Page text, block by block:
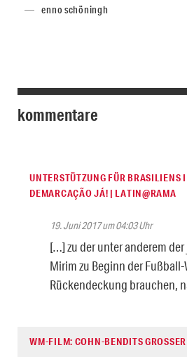
enno schöningh
kommentare
UNTERSTÜTZUNG FÜR BRASILIENS
DEMARCAÇÃO JÁ! | LATIN@RAMA
19. Juni 2017 um 04:03 Uhr
[…] zu der unter anderem
Mirim zu Beginn der
Rückendeckung brauchen,
WM-FILM: COHN-BENDITS